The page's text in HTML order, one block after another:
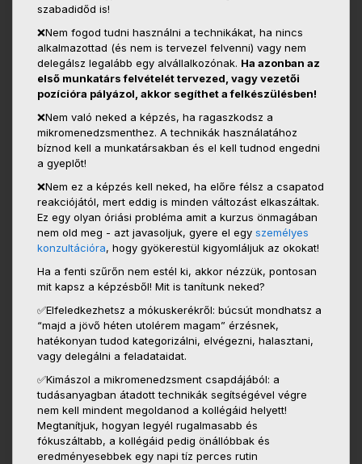
szabadidőd is!
❌Nem fogod tudni használni a technikákat, ha nincs
alkalmazottad (és nem is tervezel felvenni) vagy nem
delegálsz legalább egy alvállalkozónak. Ha azonban az
első munkatárs felvételét tervezed, vagy vezetői
pozícióra pályázol, akkor segíthet a felkészülésben!
❌Nem való neked a képzés, ha ragaszkodsz a
mikromenedzsmenthez. A technikák használatához
bíznod kell a munkatársakban és el kell tudnod engedni
a gyeplőt!
❌Nem ez a képzés kell neked, ha előre félsz a csapatod
reakciójától, mert eddig is minden változást elkaszáltak.
Ez egy olyan óriási probléma amit a kurzus önmagában
nem old meg - azt javasoljuk, gyere el egy személyes
konzultációra, hogy gyökerestül kigyomláljuk az okokat!
Ha a fenti szűrőn nem estél ki, akkor nézzük, pontosan
mit kapsz a képzésből! Mit is tanítunk neked?
✅Elfeledkezhetsz a mókuskerékről: búcsút mondhatsz a
“majd a jövő héten utolérem magam” érzésnek,
hatékonyan tudod kategorizálni, elvégezni, halasztani,
vagy delegálni a feladataidat.
✅Kimászol a mikromenedzsment csapdájából: a
tudásanyagban átadott technikák segítségével végre
nem kell mindent megoldanod a kollégáid helyett!
Megtanítjuk, hogyan legyél rugalmasabb és
fókuszáltabb, a kollégáid pedig önállóbbak és
eredményesebbek egy napi tíz perces rutin